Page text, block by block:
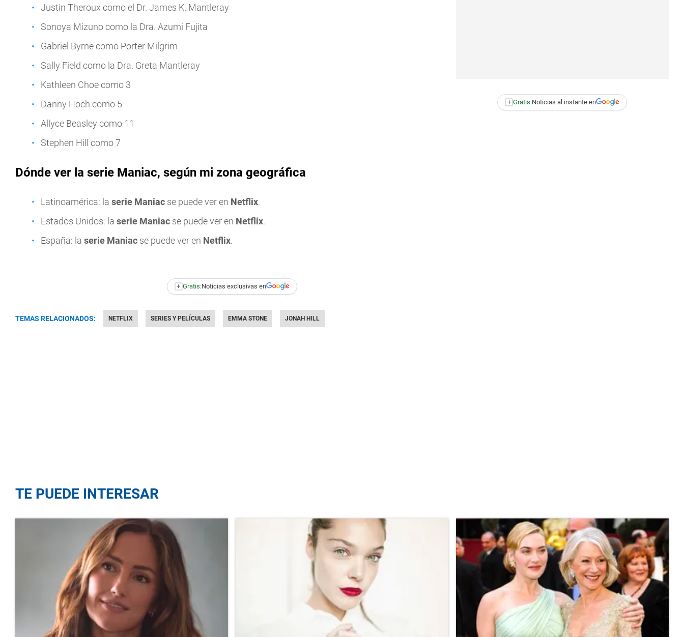
Justin Theroux como el Dr. James K. Mantleray
Sonoya Mizuno como la Dra. Azumi Fujita
Gabriel Byrne como Porter Milgrim
Sally Field como la Dra. Greta Mantleray
Kathleen Choe como 3
Danny Hoch como 5
Allyce Beasley como 11
Stephen Hill como 7
Dónde ver la serie Maniac, según mi zona geográfica
Latinoamérica: la serie Maniac se puede ver en Netflix.
Estados Unidos: la serie Maniac se puede ver en Netflix.
España: la serie Maniac se puede ver en Netflix.
+ Gratis:Noticias exclusivas en
TEMAS RELACIONADOS: NETFLIX SERIES Y PELÍCULAS EMMA STONE JONAH HILL
+ Gratis:Noticias al instante en
TE PUEDE INTERESAR